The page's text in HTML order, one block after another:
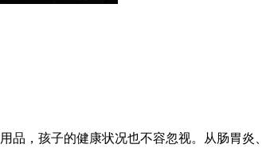
，孩子的健康状况也不容忽视。从肠胃炎、